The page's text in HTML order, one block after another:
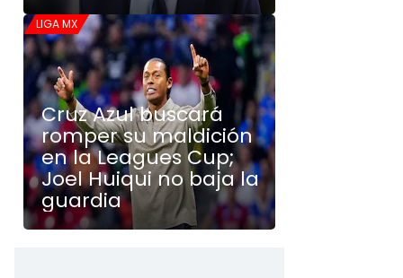
LIGA MX
Cruz Azul buscará
romper su maldición
en la Leagues Cup;
Joel Huiqui no baja la
guardia